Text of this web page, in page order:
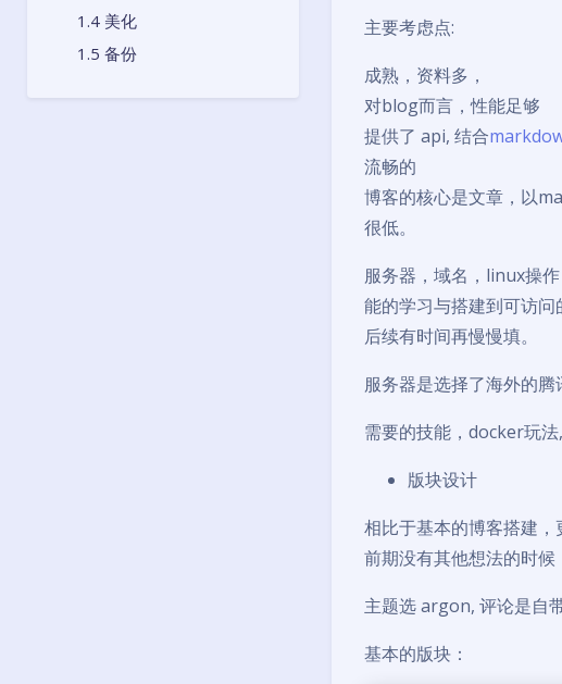
美化
备份
主要考虑点:
成熟，资料多，
对blog而言，性能足够
提供了 api, 结合
流畅的
博客的核心是文章，以
很低。
服务器，域名，linux操
能的学习与搭建到可访问
后续有时间再慢慢填。
服务器是选择了海外的
需要的技能，docker玩
版块设计
相比于基本的博客搭建，
前期没有其他想法的时
主题选 argon, 评论是自
基本的版块：